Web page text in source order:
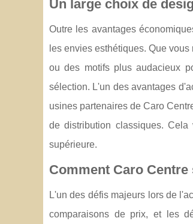
Un large choix de
Outre les avantages
les envies esthétiques. Que
ou des motifs plus audacieux
sélection. L'un des avantages
usines partenaires de Caro
de distribution classiques.
supérieure.
Comment Caro
L'un des défis majeurs lors de
comparaisons de prix, et les